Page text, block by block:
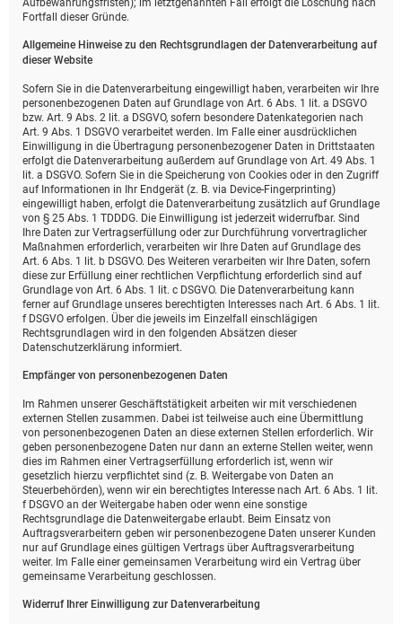
Aufbewahrungsfristen); im letztgenannten Fall erfolgt die Löschung nach
Fortfall dieser Gründe.
Allgemeine Hinweise zu den Rechtsgrundlagen der Datenverarbeitung auf
dieser Website
Sofern Sie in die Datenverarbeitung eingewilligt haben, verarbeiten wir Ihre
personenbezogenen Daten auf Grundlage von Art. 6 Abs. 1 lit. a DSGVO
bzw. Art. 9 Abs. 2 lit. a DSGVO, sofern besondere Datenkategorien nach
Art. 9 Abs. 1 DSGVO verarbeitet werden. Im Falle einer ausdrücklichen
Einwilligung in die Übertragung personenbezogener Daten in Drittstaaten
erfolgt die Datenverarbeitung außerdem auf Grundlage von Art. 49 Abs. 1
lit. a DSGVO. Sofern Sie in die Speicherung von Cookies oder in den Zugriff
auf Informationen in Ihr Endgerät (z. B. via Device-Fingerprinting)
eingewilligt haben, erfolgt die Datenverarbeitung zusätzlich auf Grundlage
von § 25 Abs. 1 TDDDG. Die Einwilligung ist jederzeit widerrufbar. Sind
Ihre Daten zur Vertragserfüllung oder zur Durchführung vorvertraglicher
Maßnahmen erforderlich, verarbeiten wir Ihre Daten auf Grundlage des
Art. 6 Abs. 1 lit. b DSGVO. Des Weiteren verarbeiten wir Ihre Daten, sofern
diese zur Erfüllung einer rechtlichen Verpflichtung erforderlich sind auf
Grundlage von Art. 6 Abs. 1 lit. c DSGVO. Die Datenverarbeitung kann
ferner auf Grundlage unseres berechtigten Interesses nach Art. 6 Abs. 1 lit.
f DSGVO erfolgen. Über die jeweils im Einzelfall einschlägigen
Rechtsgrundlagen wird in den folgenden Absätzen dieser
Datenschutzerklärung informiert.
Empfänger von personenbezogenen Daten
Im Rahmen unserer Geschäftstätigkeit arbeiten wir mit verschiedenen
externen Stellen zusammen. Dabei ist teilweise auch eine Übermittlung
von personenbezogenen Daten an diese externen Stellen erforderlich. Wir
geben personenbezogene Daten nur dann an externe Stellen weiter, wenn
dies im Rahmen einer Vertragserfüllung erforderlich ist, wenn wir
gesetzlich hierzu verpflichtet sind (z. B. Weitergabe von Daten an
Steuerbehörden), wenn wir ein berechtigtes Interesse nach Art. 6 Abs. 1 lit.
f DSGVO an der Weitergabe haben oder wenn eine sonstige
Rechtsgrundlage die Datenweitergabe erlaubt. Beim Einsatz von
Auftragsverarbeitern geben wir personenbezogene Daten unserer Kunden
nur auf Grundlage eines gültigen Vertrags über Auftragsverarbeitung
weiter. Im Falle einer gemeinsamen Verarbeitung wird ein Vertrag über
gemeinsame Verarbeitung geschlossen.
Widerruf Ihrer Einwilligung zur Datenverarbeitung